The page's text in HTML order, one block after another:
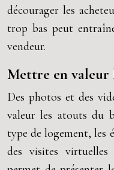
décourager les
trop bas peut
vendeur.
Mettre en valeur
Des photos et des
valeur les atouts du
type de logement, les
des visites